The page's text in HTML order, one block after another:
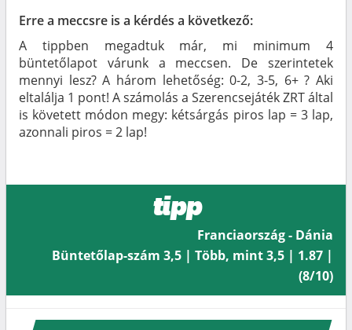
Erre a meccsre is a kérdés a következő:
A tippben megadtuk már, mi minimum 4
büntetőlapot várunk a meccsen. De szerintetek
mennyi lesz? A három lehetőség: 0-2, 3-5, 6+ ? Aki
eltalálja 1 pont! A számolás a Szerencsejáték ZRT által
is követett módon megy: kétsárgás piros lap = 3 lap,
azonnali piros = 2 lap!
tipp
Franciaország - Dánia
Büntetőlap-szám 3,5 | Több, mint 3,5 | 1.87 |
(8/10)